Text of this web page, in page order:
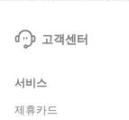
고객센터
서비스
제휴카드